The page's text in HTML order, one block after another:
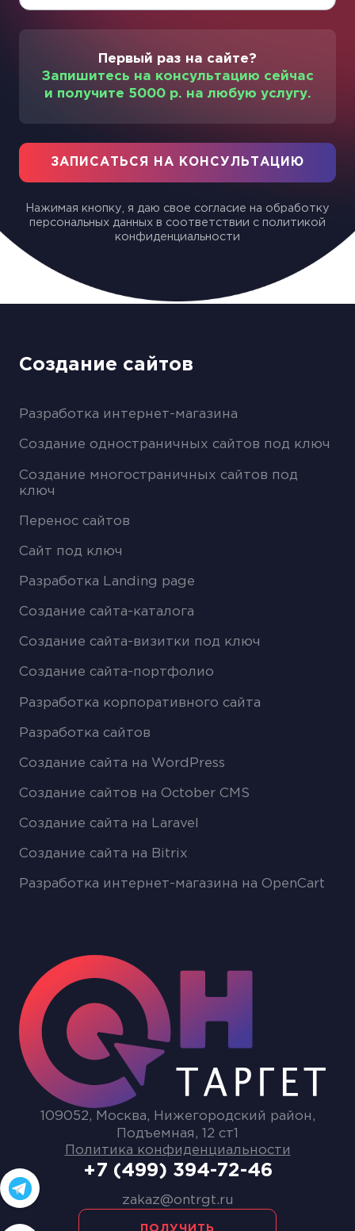
Первый раз на сайте?
Запишитесь на консультацию сейчас
и получите 5000 р. на любую услугу.
Нажимая кнопку, я даю свое согласие на обработку
персональных данных в соответствии с политикой
конфиденциальности
Создание сайтов
Разработка интернет-магазина
Создание одностраничных сайтов под ключ
Создание многостраничных сайтов под
ключ
Перенос сайтов
Сайт под ключ
Разработка Landing page
Создание сайта-каталога
Создание сайта-визитки под ключ
Создание сайта-портфолио
Разработка корпоративного сайта
Разработка сайтов
Создание сайта на WordPress
Создание сайтов на October CMS
Создание сайта на Laravel
Создание сайта на Bitrix
Разработка интернет-магазина на OpenCart
109052, Москва, Нижегородский район,
Подъемная, 12 ст1
Политика конфиденциальности
+7 (499) 394-72-46
zakaz@ontrgt.ru
ПОЛУЧИТЬ